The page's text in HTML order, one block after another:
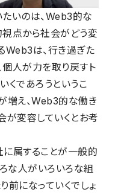
いのは、Web3的な
点から社会がどう変
Web3は、行き過ぎた
人が力を取り戻すト
くであろうというこ
増え、Web3的な働き
が変容していくとお考
属することが一般的
な人がいろいろな組
前になっていくでしょ